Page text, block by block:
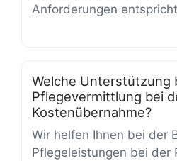
Anforderungen
Welche Unterstützung
Pflegevermittlung bei
Kostenübernahme?
Wir helfen Ihnen bei der
Pflegeleistungen bei der